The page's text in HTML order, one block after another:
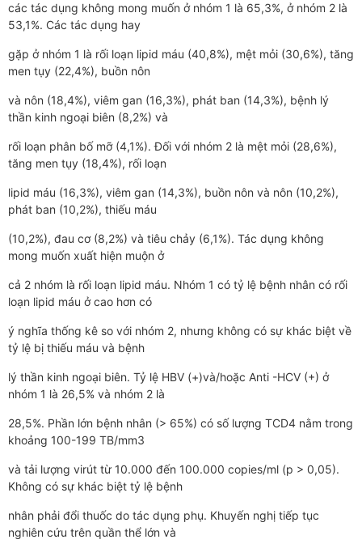
các tác dụng không mong muốn ở nhóm 1 là 65,3%, ở nhóm 2 là
53,1%. Các tác dụng hay
gặp ở nhóm 1 là rối loạn lipid máu (40,8%), mệt mỏi (30,6%), tăng
men tụy (22,4%), buồn nôn
và nôn (18,4%), viêm gan (16,3%), phát ban (14,3%), bệnh lý
thần kinh ngoại biên (8,2%) và
rối loạn phân bố mỡ (4,1%). Đối với nhóm 2 là mệt mỏi (28,6%),
tăng men tụy (18,4%), rối loạn
lipid máu (16,3%), viêm gan (14,3%), buồn nôn và nôn (10,2%),
phát ban (10,2%), thiếu máu
(10,2%), đau cơ (8,2%) và tiêu chảy (6,1%). Tác dụng không
mong muốn xuất hiện muộn ở
cả 2 nhóm là rối loạn lipid máu. Nhóm 1 có tỷ lệ bệnh nhân có rối
loạn lipid máu ở cao hơn có
ý nghĩa thống kê so với nhóm 2, nhưng không có sự khác biệt về
tỷ lệ bị thiếu máu và bệnh
lý thần kinh ngoại biên. Tỷ lệ HBV (+)và/hoặc Anti -HCV (+) ở
nhóm 1 là 26,5% và nhóm 2 là
28,5%. Phần lớn bệnh nhân (> 65%) có số lượng TCD4 nằm trong
khoảng 100-199 TB/mm3
và tải lượng virút từ 10.000 đến 100.000 copies/ml (p > 0,05).
Không có sự khác biệt tỷ lệ bệnh
nhân phải đổi thuốc do tác dụng phụ. Khuyến nghị tiếp tục
nghiên cứu trên quần thể lớn và